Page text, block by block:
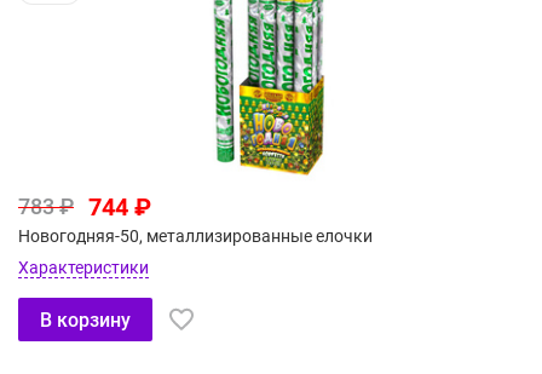
783 ₽ 744 ₽
Новогодняя-50, металлизированные елочки
Характеристики
В корзину